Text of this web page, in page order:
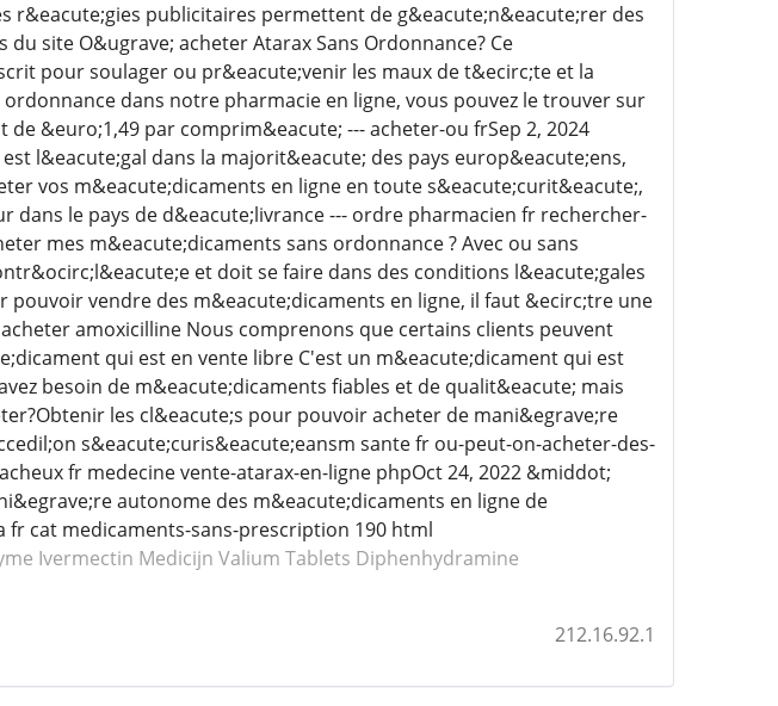
r&eacute;gies publicitaires permettent de g&eacute;n&eacute;rer des
site O&ugrave; acheter Atarax Sans Ordonnance? Ce
pour soulager ou pr&eacute;venir les maux de t&ecirc;te et la
dans notre pharmacie en ligne, vous pouvez le trouver sur
&euro;1,49 par comprim&eacute; --- acheter-ou frSep 2, 2024
l&eacute;gal dans la majorit&eacute; des pays europ&eacute;ens,
vos m&eacute;dicaments en ligne en toute s&eacute;curit&eacute;,
dans le pays de d&eacute;livrance --- ordre pharmacien fr rechercher-
mes m&eacute;dicaments sans ordonnance ? Avec ou sans
et doit se faire dans des conditions l&eacute;gales
vendre des m&eacute;dicaments en ligne, il faut &ecirc;tre une
amoxicilline Nous comprenons que certains clients peuvent
qui est en vente libre C'est un m&eacute;dicament qui est
besoin de m&eacute;dicaments fiables et de qualit&eacute; mais
les cl&eacute;s pour pouvoir acheter de mani&egrave;re
s&eacute;curis&eacute;eansm sante fr ou-peut-on-acheter-des-
fr medecine vente-atarax-en-ligne phpOct 24, 2022 &middot;
autonome des m&eacute;dicaments en ligne de
fr cat medicaments-sans-prescription 190 html
Ivermectin Medicijn Valium Tablets Diphenhydramine
212.16.92.1